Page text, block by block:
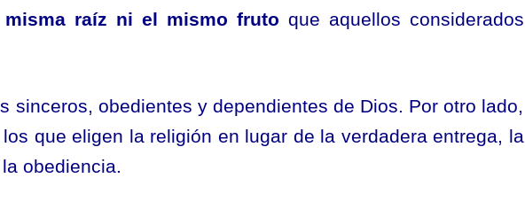
raíz ni el mismo fruto que aquellos considerados
sinceros, obedientes y dependientes de Dios. Por otro lado,
que eligen la religión en lugar de la verdadera entrega, la
obediencia.